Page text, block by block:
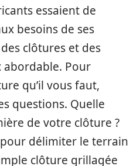
essaient de
besoins de ses
clôtures et des
Pour
qu’il vous faut,
questions. Quelle
de votre clôture ?
délimiter le terrain
clôture grillagée